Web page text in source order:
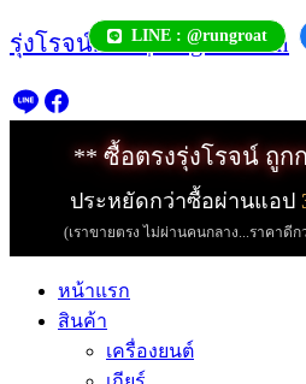
Skip
to
LINE : @rungroat
รุ่งโรจน์.com | rungroat.com
** ซื้อตรงรุ่งโรจน์ ถูก
ประหยัดกว่าซื้อผ่านแอป
(เราขายตรง ไม่ผ่านคนกลาง...ราคาดี
หน้าแรก
สินค้า
เครื่องยนต์